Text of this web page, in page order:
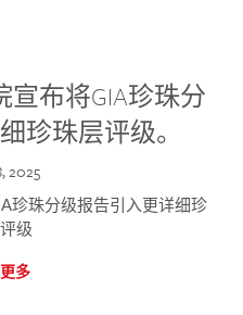
宣布将GIA珍珠分
珍珠层评级。
2025
珍珠分级报告引入更详细珍
级
多